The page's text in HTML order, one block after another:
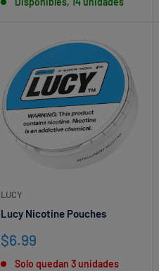
venta
LUCY
Lucy Nicotine Pouches
Precio
$6.99
Solo quedan 3 unidades